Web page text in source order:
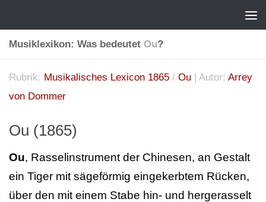
Musiklexikon: Was bedeutet Ou?
Rubrik: Musikalisches Lexicon 1865 / Ou | Autor: Arrey
von Dommer
Ou (1865)
Ou, Rasselinstrument der Chinesen, an Gestalt
ein Tiger mit sägeförmig eingekerbtem Rücken,
über den mit einem Stabe hin- und hergerasselt